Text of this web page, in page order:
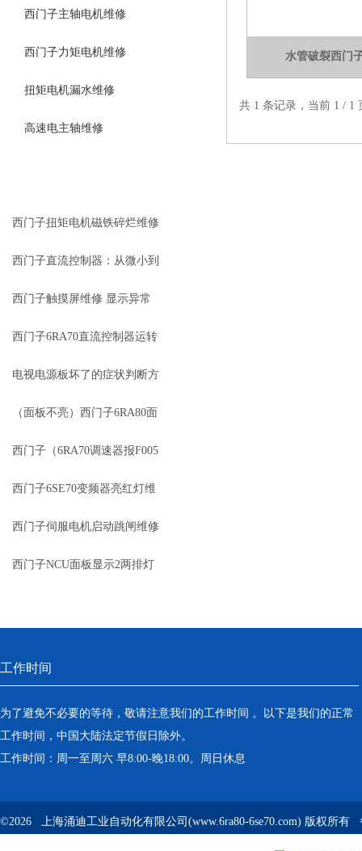
西门子主轴电机维修
西门子力矩电机维修
扭矩电机漏水维修
高速电主轴维修
西门子扭矩电机磁铁碎烂维修
西门子直流控制器：从微小到
宏大，准确调控每一份直流能
量！
西门子触摸屏维修 显示异常
或花屏
西门子6RA70直流控制器运转
速度不连贯维修
电视电源板坏了的症状判断方
法
（面板不亮）西门子6RA80面
板无显示维修
西门子（6RA70调速器报F005
故障代码）维修
西门子6SE70变频器亮红灯维
修
西门子伺服电机启动跳闸维修
西门子NCU面板显示2两排灯
水管破裂西门
共 1 条记录，当前 1 /
工作时间
为了避免不必要的等待，敬请注意我们的工作时间 。以下是我们的正常
工作时间，中国大陆法定节假日除外。
工作时间：周一至周六 早8:00-晚18:00。周日休息
©2026 上海涌迪工业自动化有限公司(www.6ra80-6se70.com) 版权所有